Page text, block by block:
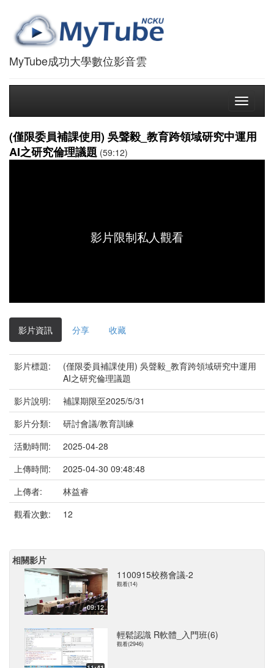
MyTube成功大學數位影音雲
Toggle
(僅限委員補課使用) 吳聲毅_教育跨領域研究中運用
AI之研究倫理議題 (59:12)
影片限制私人觀看
影片資訊 分享 收藏
影片標題:
(僅限委員補課使用) 吳聲毅_教育跨領域研究中運用
AI之研究倫理議題
影片說明:
補課期限至2025/5/31
影片分類:
研討會議/教育訓練
活動時間:
2025-04-28
上傳時間:
2025-04-30 09:48:48
上傳者:
林益睿
觀看次數:
12
相關影片
09:12
1100915校務會議-2
觀看(14)
輕鬆認識 R軟體_入門班(6)
觀看(2946)